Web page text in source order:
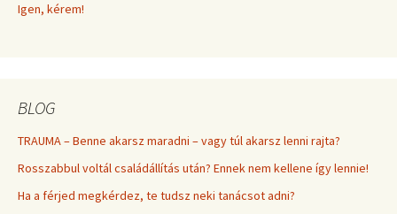
Igen, kérem!
BLOG
TRAUMA – Benne akarsz maradni – vagy túl akarsz lenni rajta?
Rosszabbul voltál családállítás után? Ennek nem kellene így lennie!
Ha a férjed megkérdez, te tudsz neki tanácsot adni?